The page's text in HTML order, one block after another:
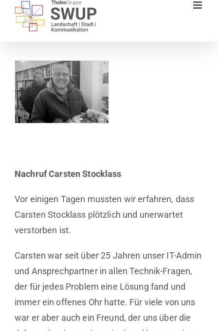
Zum
Inhalt
Nachruf Carsten Stocklass
Vor einigen Tagen mussten wir erfahren, dass
Carsten Stocklass plötzlich und unerwartet
verstorben ist.
Carsten war seit über 25 Jahren unser IT-Admin
und Ansprechpartner in allen Technik-Fragen,
der für jedes Problem eine Lösung fand und
immer ein offenes Ohr hatte. Für viele von uns
war er aber auch ein Freund, der uns über die